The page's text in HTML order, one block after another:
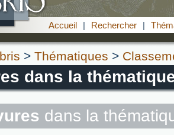
Accueil | Rechercher |
> Thématiques >
dans la
dans la